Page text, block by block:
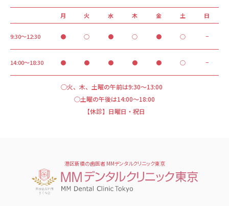
月 火 水 木 金 土 日
9:30～12:30 ● ○ ● ○ ● ○ −
14:00～18:30 ● ● ● ● ● ○ −
○火、木、土曜の午前は9:30～13:00
○土曜の午後は14:00～18:00
【休診】日曜日・祝日
港区新橋の歯医者 MMデンタルクリニック東京